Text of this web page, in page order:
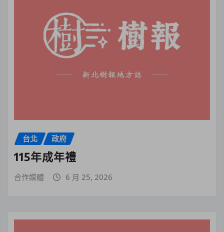
台北 政府
115年成年禮
合作媒體 6 月 25, 2026